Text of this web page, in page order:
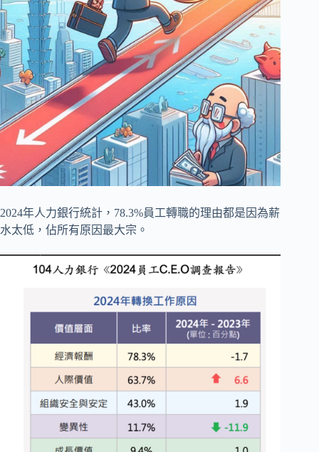
2024年人力銀行統計，78.3%員工轉職的理由都是因為薪
水太低，佔所有原因最大宗。